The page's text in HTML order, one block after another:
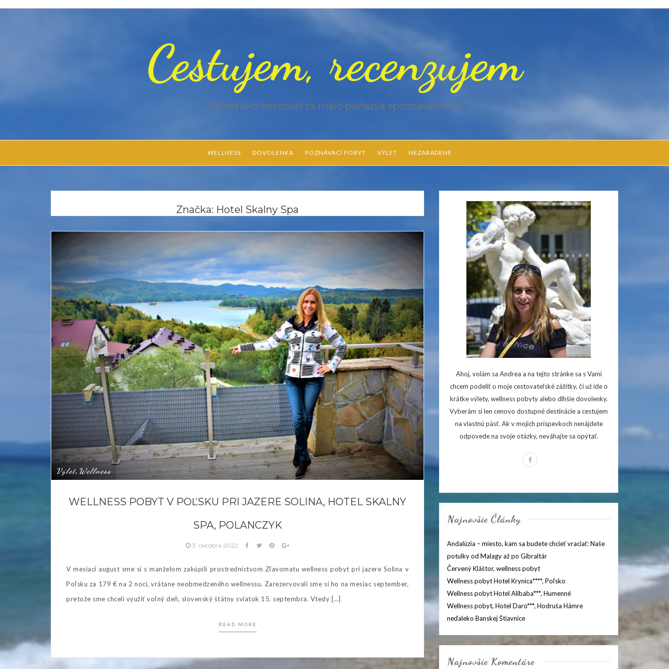
Cestujem, recenzujem
Návod ako cestovať za málo peňazí a spoznávať svet.
WELLNESS DOVOLENKA POZNÁVACÍ POBYT VÝLET NEZARADENÉ
Značka: Hotel Skalny Spa
Výlet, Wellness
WELLNESS POBYT V POĽSKU PRI JAZERE SOLINA, HOTEL SKALNY
SPA, POLANCZYK
3. októbra 2022
V mesiaci august sme si s manželom zakúpili prostredníctvom Zľavomatu wellness pobyt pri jazere Solina v
Poľsku za 179 € na 2 noci, vrátane neobmedzeného wellnessu. Zarezervovali sme si ho na mesiac september,
pretože sme chceli využiť voľný deň, slovenský štátny sviatok 15. septembra. Vtedy […]
READ MORE
Ahoj, volám sa Andrea a na tejto stránke sa s Vami
chcem podeliť o moje cestovateľské zážitky, či už ide o
krátke výlety, wellness pobyty alebo dlhšie dovolenky.
Vyberám si len cenovo dostupné destinácie a cestujem
na vlastnú päsť. Ak v mojich príspevkoch nenájdete
odpovede na svoje otázky, neváhajte sa opýtať.
Najnovšie Články
Andalúzia – miesto, kam sa budete chcieť vraciať: Naše
potulky od Malagy až po Gibraltár
Červený Kláštor, wellness pobyt
Wellness pobyt Hotel Krynica****, Poľsko
Wellness pobyt Hotel Alibaba***, Humenné
Wellness pobyt, Hotel Daro***, Hodruša Hámre
neďaleko Banskej Štiavnice
Najnovšie Komentáre